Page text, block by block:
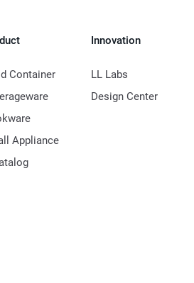
Container
Appliance
Innovation
LL Labs
Design Center